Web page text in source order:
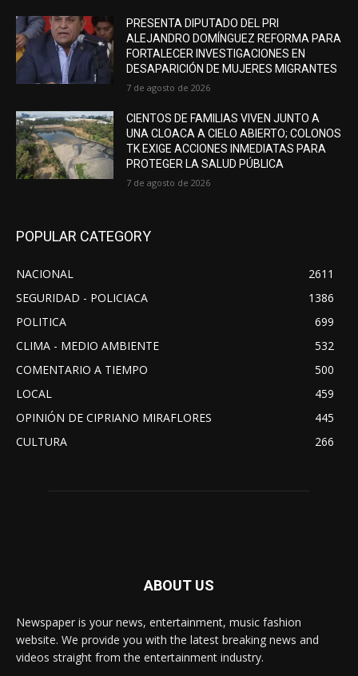
PRESENTA DIPUTADO DEL PRI
ALEJANDRO DOMÍNGUEZ REFORMA PARA
FORTALECER INVESTIGACIONES EN
DESAPARICIÓN DE MUJERES MIGRANTES
7 de agosto de 2026
CIENTOS DE FAMILIAS VIVEN JUNTO A
UNA CLOACA A CIELO ABIERTO; COLONOS
TK EXIGE ACCIONES INMEDIATAS PARA
PROTEGER LA SALUD PÚBLICA
7 de agosto de 2026
POPULAR CATEGORY
NACIONAL
2611
SEGURIDAD - POLICIACA
1386
POLITICA
699
CLIMA - MEDIO AMBIENTE
532
COMENTARIO A TIEMPO
500
LOCAL
459
OPINIÓN DE CIPRIANO MIRAFLORES
445
CULTURA
266
ABOUT US
Newspaper is your news, entertainment, music fashion
website. We provide you with the latest breaking news and
videos straight from the entertainment industry.